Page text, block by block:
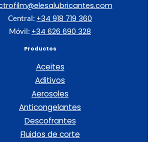
Central: +34 918 719 360
Móvil: +34 626 690 328
Productos
Aceites
Aditivos
Aerosoles
Anticongelantes
Descofrantes
Fluidos de corte